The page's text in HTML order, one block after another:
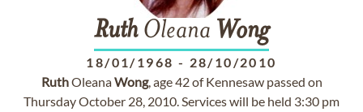
RuthOleana Wong
18/01/1968 - 28/10/2010
RuthOleanaWong, age 42 of Kennesaw passed on
Thursday October 28, 2010. Services will be held 3:30 pm